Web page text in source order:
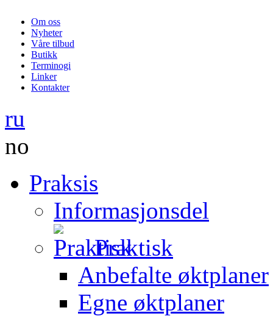
Om oss
Nyheter
Våre tilbud
Butikk
Terminogi
Linker
Kontakter
ru
no
Praksis
Informasjonsdel
Praktisk
Anbefalte øktplaner
Egne øktplaner